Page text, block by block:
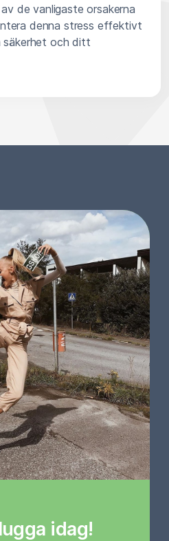
de vanligaste orsakerna
denna stress effektivt
och ditt
idag!